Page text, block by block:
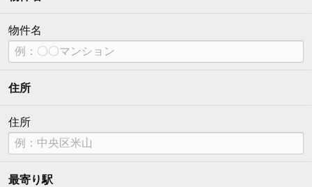
物件名
住所
住所
最寄り駅